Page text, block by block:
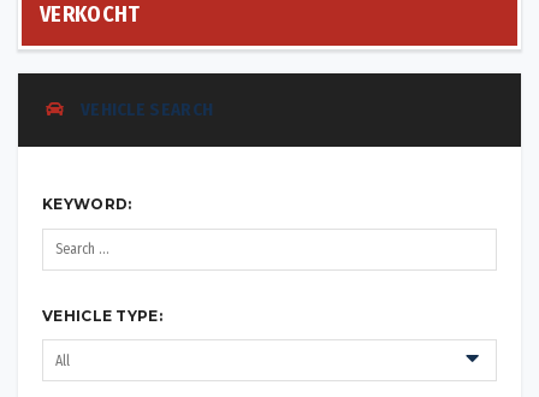
VERKOCHT
VEHICLE SEARCH
KEYWORD:
VEHICLE TYPE: